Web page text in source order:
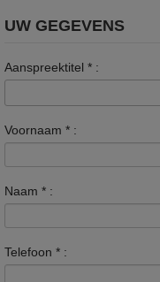
UW GEGEVENS
Aanspreektitel * :
Voornaam * :
Naam * :
Telefoon * :